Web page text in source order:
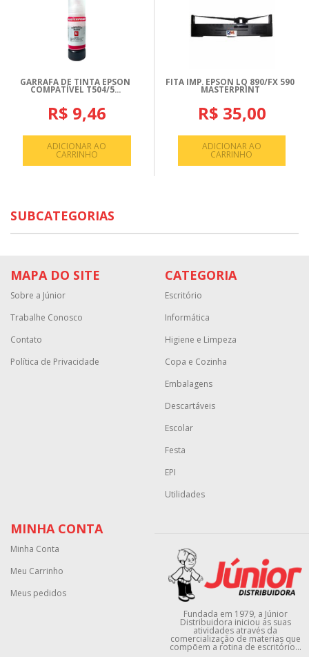
GARRAFA DE TINTA EPSON
COMPATÍVEL T504/5...
R$ 9,46
ADICIONAR AO
CARRINHO
FITA IMP. EPSON LQ 890/FX 590
MASTERPRINT
R$ 35,00
ADICIONAR AO
CARRINHO
SUBCATEGORIAS
MAPA DO SITE
Sobre a Júnior
Trabalhe Conosco
Contato
Política de Privacidade
CATEGORIA
Escritório
Informática
Higiene e Limpeza
Copa e Cozinha
Embalagens
Descartáveis
Escolar
Festa
EPI
Utilidades
MINHA CONTA
Minha Conta
Meu Carrinho
Meus pedidos
Fundada em 1979, a Júnior
Distribuidora iniciou as suas
atividades através da
comercialização de materias que
compõem a rotina de escritório...